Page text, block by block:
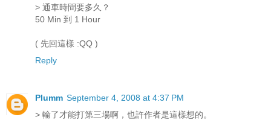
> 通車時間要多久？
50 Min 到 1 Hour
( 先回這樣 :QQ )
Reply
Plumm September 4, 2008 at 4:37 PM
> 輸了才能打第三場啊，也許作者是這樣想的。